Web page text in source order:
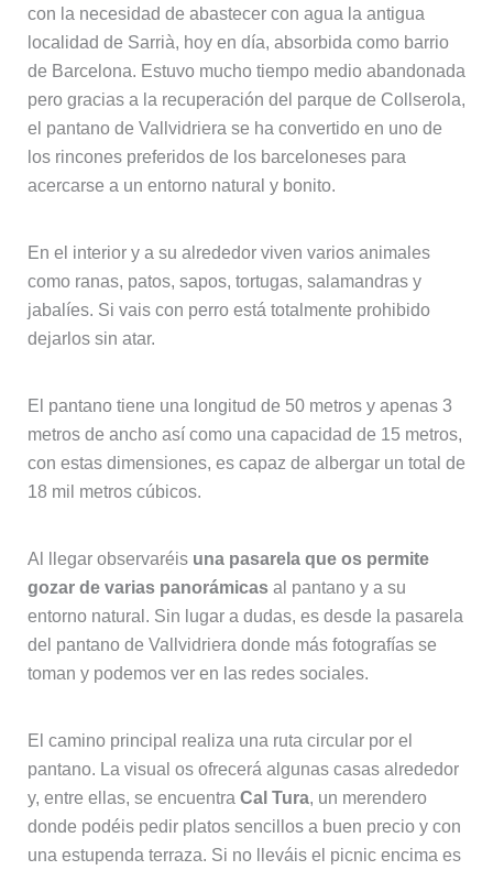
con la necesidad de abastecer con agua la antigua
localidad de Sarrià, hoy en día, absorbida como barrio
de Barcelona. Estuvo mucho tiempo medio abandonada
pero gracias a la recuperación del parque de Collserola,
el pantano de Vallvidriera se ha convertido en uno de
los rincones preferidos de los barceloneses para
acercarse a un entorno natural y bonito.
En el interior y a su alrededor viven varios animales
como ranas, patos, sapos, tortugas, salamandras y
jabalíes. Si vais con perro está totalmente prohibido
dejarlos sin atar.
El pantano tiene una longitud de 50 metros y apenas 3
metros de ancho así como una capacidad de 15 metros,
con estas dimensiones, es capaz de albergar un total de
18 mil metros cúbicos.
Al llegar observaréisuna pasarela que os permite
gozar de varias panorámicasal pantano y a su
entorno natural. Sin lugar a dudas, es desde la pasarela
del pantano de Vallvidriera donde más fotografías se
toman y podemos ver en las redes sociales.
El camino principal realiza una ruta circular por el
pantano. La visual os ofrecerá algunas casas alrededor
y, entre ellas, se encuentra Cal Tura, un merendero
donde podéis pedir platos sencillos a buen precio y con
una estupenda terraza. Si no lleváis el picnic encima es